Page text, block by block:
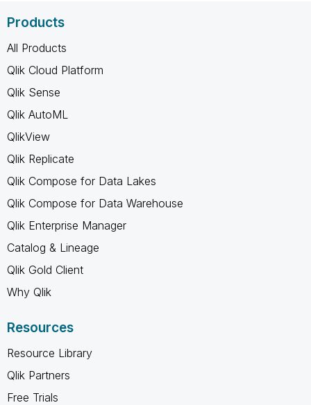
Products
All Products
Qlik Cloud Platform
Qlik Sense
Qlik AutoML
QlikView
Qlik Replicate
Qlik Compose for Data Lakes
Qlik Compose for Data Warehouse
Qlik Enterprise Manager
Catalog & Lineage
Qlik Gold Client
Why Qlik
Resources
Resource Library
Qlik Partners
Free Trials